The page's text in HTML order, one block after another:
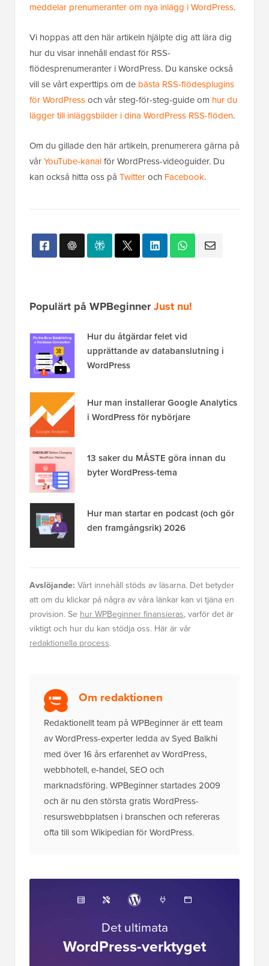
meddelar prenumeranter om nya inlägg i WordPress.
Vi hoppas att den här artikeln hjälpte dig att lära dig
hur du visar innehåll endast för RSS-
flödesprenumeranter i WordPress. Du kanske också
vill se vårt experttips om de bästa RSS-flödesplugins
för WordPressoch vår steg-för-steg-guide om hur du
lägger till inläggsbilder i dina WordPress RSS-flöden.
Om du gillade den här artikeln, prenumerera gärna på
vårYouTube-kanalför WordPress-videoguider. Du
kan också hitta oss på Twitteroch Facebook.
Populärt på WPBeginnerJust nu!
Hur du åtgärdar felet vid
upprättande av databanslutning i
WordPress
Hur man installerar Google Analytics
i WordPress för nybörjare
13 saker du MÅSTE göra innan du
byter WordPress-tema
Hur man startar en podcast (och gör
den framgångsrik) 2026
Avslöjande: Vårt innehåll stöds av läsarna. Det betyder
att om du klickar på några av våra länkar kan vi tjäna en
provision. Se hur WPBeginner finansieras, varför det är
viktigt och hur du kan stödja oss. Här är vår
redaktionella process.
Om redaktionen
Redaktionellt team på WPBeginner är ett team
av WordPress-experter ledda av Syed Balkhi
med över 16 års erfarenhet av WordPress,
webbhotell, e-handel, SEO och
marknadsföring. WPBeginner startades 2009
och är nu den största gratis WordPress-
resurswebbplatsen i branschen och refereras
ofta till som Wikipedian för WordPress.
Det ultimata
WordPress-verktyget